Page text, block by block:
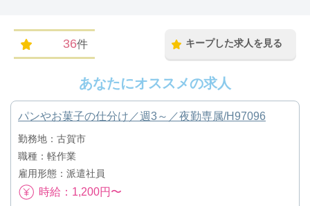
36件 キープした求人を見る
あなたにオススメの求人
パンやお菓子の仕分け／週3～／夜勤専属/H97096
勤務地：古賀市
職種：軽作業
雇用形態：派遣社員
時給：1,200円〜